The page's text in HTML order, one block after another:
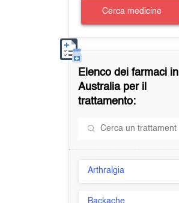
Cerca medicine
Elenco dei farmaci in
Australiaper il
trattamento:
Arthralgia
Backache